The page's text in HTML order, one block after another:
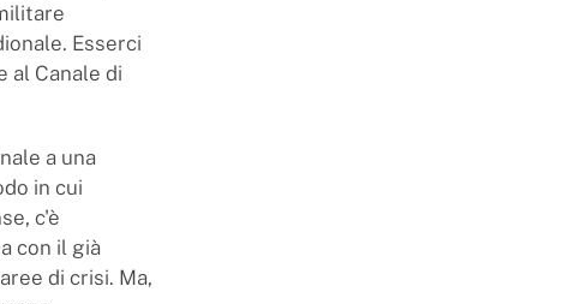
Esserci
al Canale di
a una
in cui
c'è
con il già
di crisi. Ma,